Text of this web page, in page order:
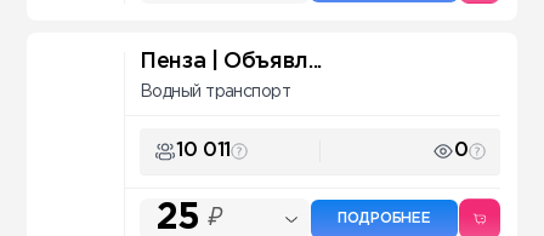
Пенза | Объявл...
Водный транспорт
10 011 0
25 ₽ ПОДРОБНЕЕ